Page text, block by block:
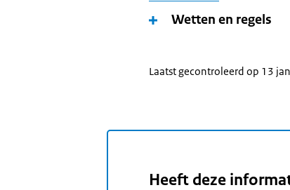
Wetten en regels
Laatst gecontroleerd op 13
Heeft deze